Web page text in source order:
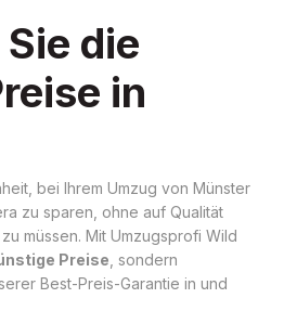
die
in
bei Ihrem Umzug von Münster
zu sparen, ohne auf Qualität
müssen. Mit Umzugsprofi Wild
Preise , sondern
Best-Preis-Garantie in und